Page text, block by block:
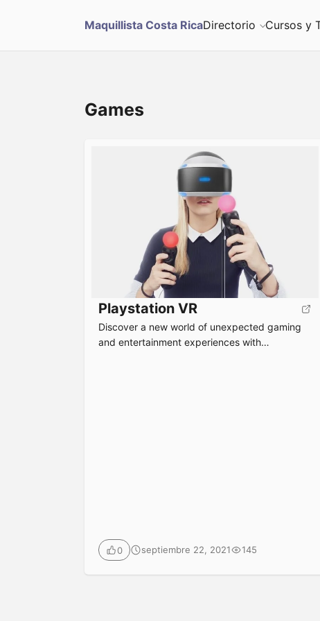
Maquillista Costa RicaDirectorio Cursos y
Games
Playstation VR
Discover a new world of unexpected gaming
and entertainment experiences with
0 septiembre 22, 2021 145
u